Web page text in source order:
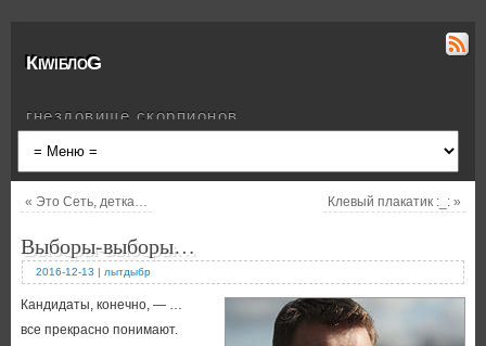
КiwiблоG
гнездовище скорпионов
« Это Сеть, детка… Клевый плакатик :_:»
Выборы-выборы…
2016-12-13 | лытдыбр
Кандидаты, конечно, — …
все прекрасно понимают.